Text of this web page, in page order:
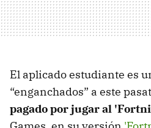
El aplicado estudiante es
“enganchados” a este
pagado por jugar al